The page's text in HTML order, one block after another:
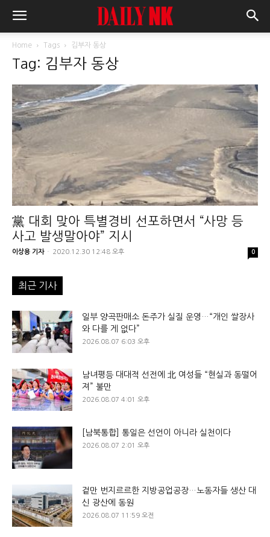
Home Tags 김부자 동상
Tag: 김부자 동상
黨 대회 맞아 특별경비 선포하면서 “사망 등
사고 발생말아야” 지시
이상용 기자 - 2020.12.30 12:48 오후 0
최근 기사
일부 양곡판매소 돈주가 실질 운영…“개인 쌀장사
와 다를 게 없다”
2026.08.07 6:03 오후
남녀평등 대대적 선전에 北 여성들 “현실과 동떨어
져” 불만
2026.08.07 4:01 오후
[남북통합] 통일은 선언이 아니라 실천이다
2026.08.07 2:01 오후
겉만 번지르르한 지방공업공장…노동자들 생산 대
신 광산에 동원
2026.08.07 11:59 오전